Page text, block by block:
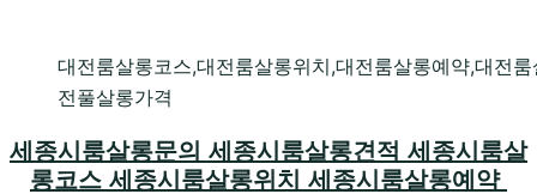
대전룸살롱코스,대전룸살롱위치,대전룸살롱예약,대전
전풀살롱가격
세종시룸살롱문의 세종시룸살롱견적 세종시룸살
롱코스 세종시룸살롱위치 세종시룸살롱예약